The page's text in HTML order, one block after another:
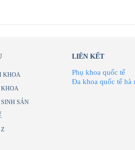
KHOA
KHOA
SẢN
Z
LIÊN KẾT
Phụ khoa quốc tế
Đa khoa quốc tế hà